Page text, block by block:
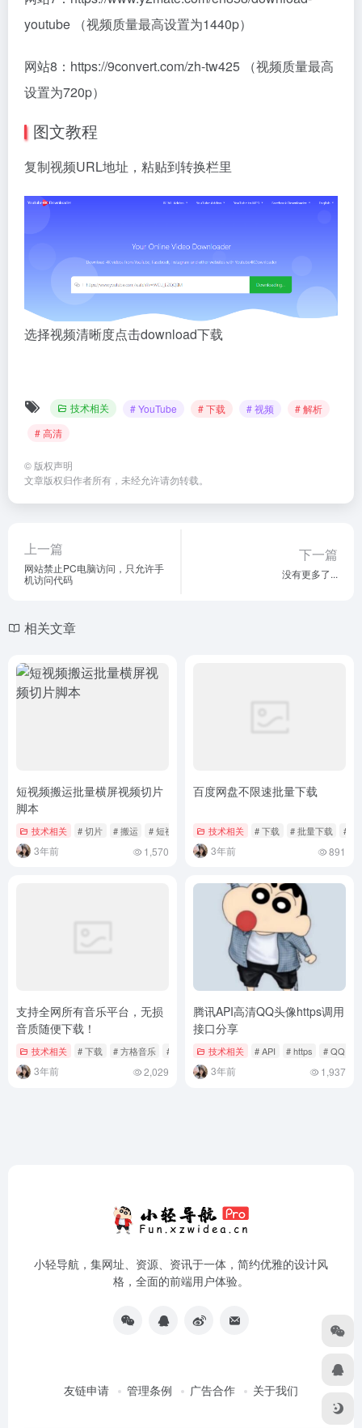
youtube （视频质量最高设置为1440p）
网站8：https://9convert.com/zh-tw425 （视频质量最高
设置为720p）
图文教程
复制视频URL地址，粘贴到转换栏里
选择视频清晰度点击download下载
技术相关 # YouTube
# 解析
©版权声明
相关文章
短视频搬运批量横屏视频切片
3年前 1,570
百度网盘不限速批量下载
技术相关 # 下载 # 批量下载 # 百
3年前 891
# 方格音乐 # 落雪音乐
2,029
技术相关
3年前